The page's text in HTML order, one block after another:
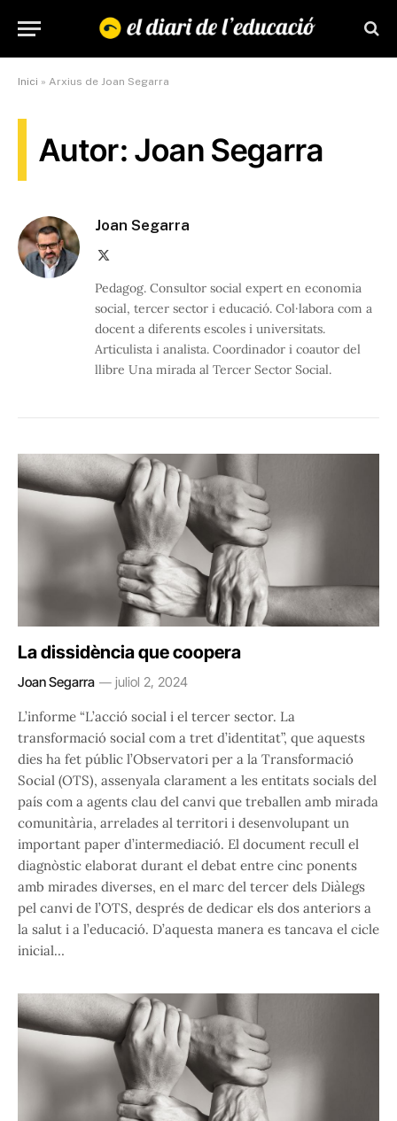
Inici » Arxius de Joan Segarra
Autor: Joan Segarra
Joan Segarra
Pedagog. Consultor social expert en economia
social, tercer sector i educació. Col·labora com a
docent a diferents escoles i universitats.
Articulista i analista. Coordinador i coautor del
llibre Una mirada al Tercer Sector Social.
La dissidència que coopera
Joan Segarra juliol 2, 2024
L’informe “L’acció social i el tercer sector. La
transformació social com a tret d’identitat”, que aquests
dies ha fet públic l’Observatori per a la Transformació
Social (OTS), assenyala clarament a les entitats socials del
país com a agents clau del canvi que treballen amb mirada
comunitària, arrelades al territori i desenvolupant un
important paper d’intermediació. El document recull el
diagnòstic elaborat durant el debat entre cinc ponents
amb mirades diverses, en el marc del tercer dels Diàlegs
pel canvi de l’OTS, després de dedicar els dos anteriors a
la salut i a l’educació. D’aquesta manera es tancava el cicle
inicial…